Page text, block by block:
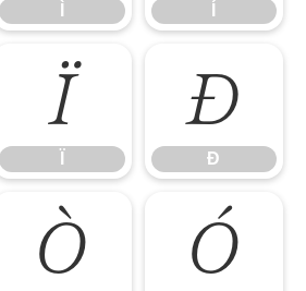
Ï Ð
Ð
Ò Ó